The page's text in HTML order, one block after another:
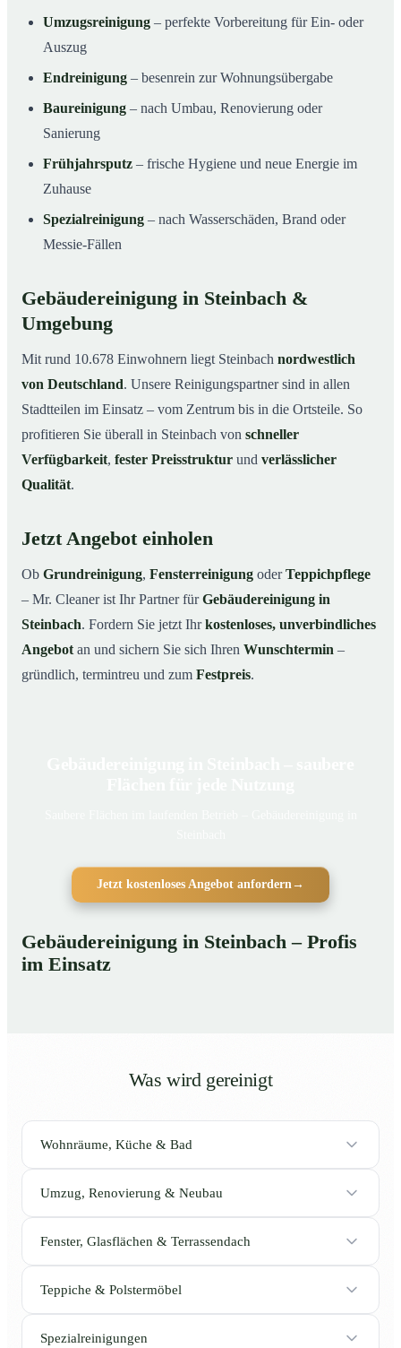
Umzugsreinigung – perfekte Vorbereitung für Ein- oder
Auszug
Endreinigung – besenrein zur Wohnungsübergabe
Baureinigung – nach Umbau, Renovierung oder
Sanierung
Frühjahrsputz – frische Hygiene und neue Energie im
Zuhause
Spezialreinigung – nach Wasserschäden, Brand oder
Messie-Fällen
Gebäudereinigung in Steinbach &
Umgebung
Mit rund 10.678 Einwohnern liegt Steinbach nordwestlich
von Deutschland. Unsere Reinigungspartner sind in allen
Stadtteilen im Einsatz – vom Zentrum bis in die Ortsteile. So
profitieren Sie überall in Steinbach von schneller
Verfügbarkeit, fester Preisstruktur und verlässlicher
Qualität.
Jetzt Angebot einholen
Ob Grundreinigung, Fensterreinigung oderTeppichpflege
– Mr. Cleaner ist Ihr Partner fürGebäudereinigung in
Steinbach. Fordern Sie jetzt Ihrkostenloses, unverbindliches
Angebot an und sichern Sie sich Ihren Wunschtermin –
gründlich, termintreu und zum Festpreis.
Jetzt kostenloses Angebot anfordern→
Gebäudereinigung in Steinbach – Profis
im Einsatz
Was wird gereinigt
Wohnräume, Küche & Bad
Umzug, Renovierung & Neubau
Fenster, Glasflächen & Terrassendach
Teppiche & Polstermöbel
Spezialreinigungen